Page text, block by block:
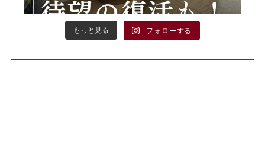
もっと見る フォローする